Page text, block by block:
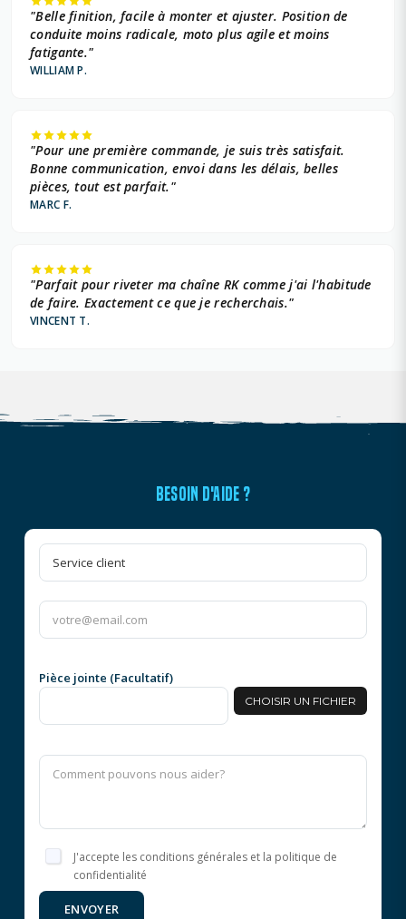
"Belle finition, facile à monter et ajuster. Position de
conduite moins radicale, moto plus agile et moins
fatigante."
WILLIAM P.
"Pour une première commande, je suis très satisfait.
Bonne communication, envoi dans les délais, belles
pièces, tout est parfait."
MARC F.
"Parfait pour riveter ma chaîne RK comme j'ai l'habitude
de faire. Exactement ce que je recherchais."
VINCENT T.
BESOIN D'AIDE ?
Pièce jointe (Facultatif)
CHOISIR UN FICHIER
J'accepte les conditions générales et la politique de
confidentialité
ENVOYER